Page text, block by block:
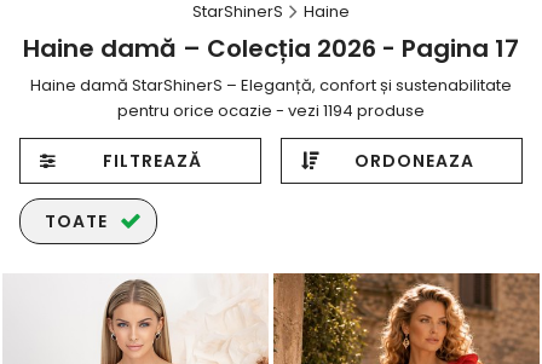
StarShinerS Haine
Haine damă – Colecția 2026 - Pagina 17
Haine damă StarShinerS – Eleganță, confort și sustenabilitate
pentru orice ocazie - vezi 1194 produse
TOATE
FILTREAZĂ ORDONEAZA